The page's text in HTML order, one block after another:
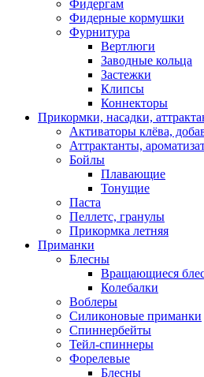
Фидергам
Фидерные кормушки
Фурнитура
Вертлюги
Заводные кольца
Застежки
Клипсы
Коннекторы
Прикормки, насадки,
Активаторы клёва,
Аттрактанты,
Бойлы
Плавающие
Тонущие
Паста
Пеллетс, гранулы
Прикормка летняя
Приманки
Блесны
Вращающиеся
Колебалки
Воблеры
Силиконовые приманки
Спиннербейты
Тейл-спиннеры
Форелевые
Блесны